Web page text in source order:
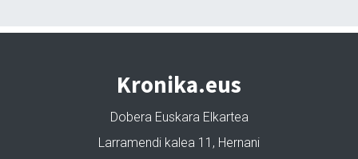
Kronika.eus
Dobera Euskara Elkartea
Larramendi kalea 11, Hernani